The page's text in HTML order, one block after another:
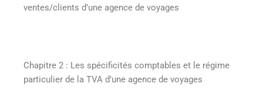
ventes/clients d’une agence de voyages
Chapitre 2 : Les spécificités comptables et le régime
particulier de la TVA d’une agence de voyages